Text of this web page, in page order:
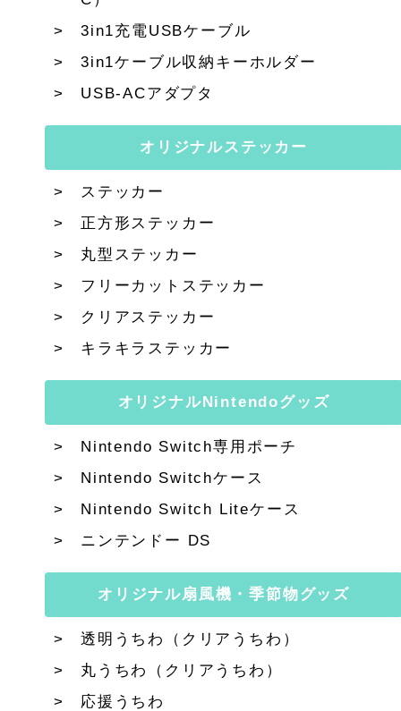
3in1充電USBケーブル
3in1ケーブル収納キーホルダー
USB-ACアダプタ
オリジナルステッカー
ステッカー
正方形ステッカー
丸型ステッカー
フリーカットステッカー
クリアステッカー
キラキラステッカー
オリジナルNintendoグッズ
Nintendo Switch専用ポーチ
Nintendo Switchケース
Nintendo Switch Liteケース
ニンテンドー DS
オリジナル扇風機・季節物グッズ
透明うちわ（クリアうちわ）
丸うちわ（クリアうちわ）
応援うちわ